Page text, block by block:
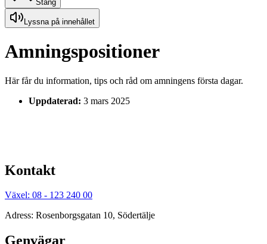
Stäng
Lyssna på innehållet
Amningspositioner
Här får du information, tips och råd om amningens första dagar.
Uppdaterad: 3 mars 2025
Kontakt
Växel: 08 - 123 240 00
Adress: Rosenborgsgatan 10, Södertälje
Genvägar